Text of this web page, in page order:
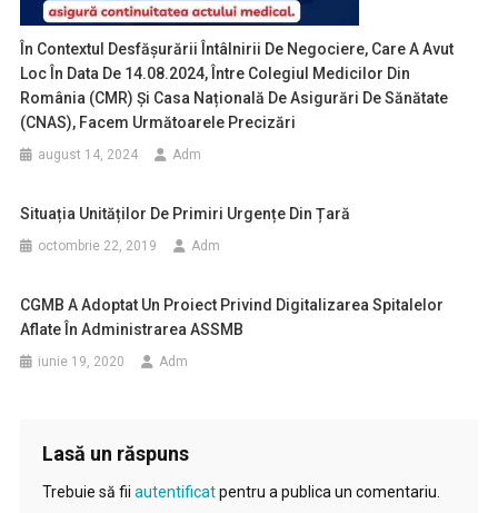
În Contextul Desfășurării Întâlnirii De Negociere, Care A Avut
Loc În Data De 14.08.2024, Între Colegiul Medicilor Din
România (CMR) Și Casa Națională De Asigurări De Sănătate
(CNAS), Facem Următoarele Precizări
august 14, 2024 Adm
Situația Unităților De Primiri Urgențe Din Țară
octombrie 22, 2019 Adm
CGMB A Adoptat Un Proiect Privind Digitalizarea Spitalelor
Aflate În Administrarea ASSMB
iunie 19, 2020 Adm
Lasă un răspuns
Trebuie să fii autentificatpentru a publica un comentariu.